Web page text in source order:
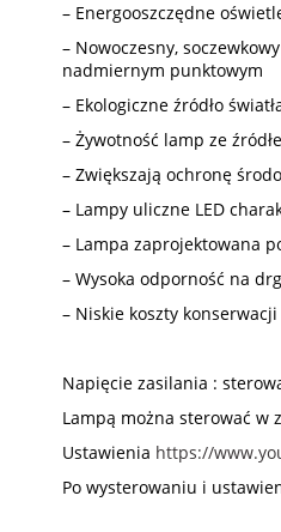
– Energooszczędne
– Nowoczesny,
nadmiernym punktowym
– Ekologiczne źródło
– Żywotność lamp ze
– Zwiększają ochronę
– Lampy uliczne LED
– Lampa zaprojektowana
– Wysoka odporność na
– Niskie koszty
Napięcie zasilania :
Lampą można sterować w
Ustawienia https://
Po wysterowaniu i